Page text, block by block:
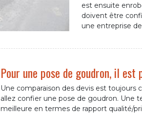
est ensuite
doivent être
une entreprise
Pour une pose de goudron, il
Une comparaison des devis est toujours
allez confier une pose de goudron. Une
meilleure en termes de rapport qualité/